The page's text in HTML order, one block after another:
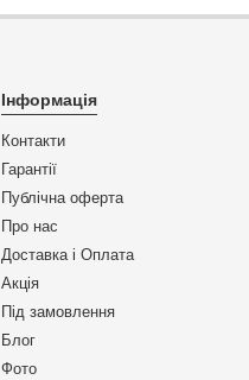
Інформація
Контакти
Гарантії
Публічна оферта
Про нас
Доставка і Оплата
Акція
Під замовлення
Блог
Фото